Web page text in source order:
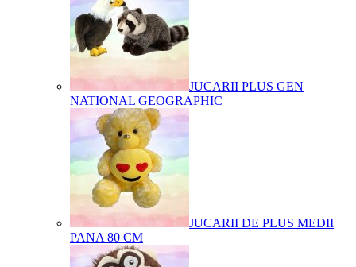
JUCARII PLUS GEN
NATIONAL GEOGRAPHIC
JUCARII DE PLUS MEDII
PANA 80 CM